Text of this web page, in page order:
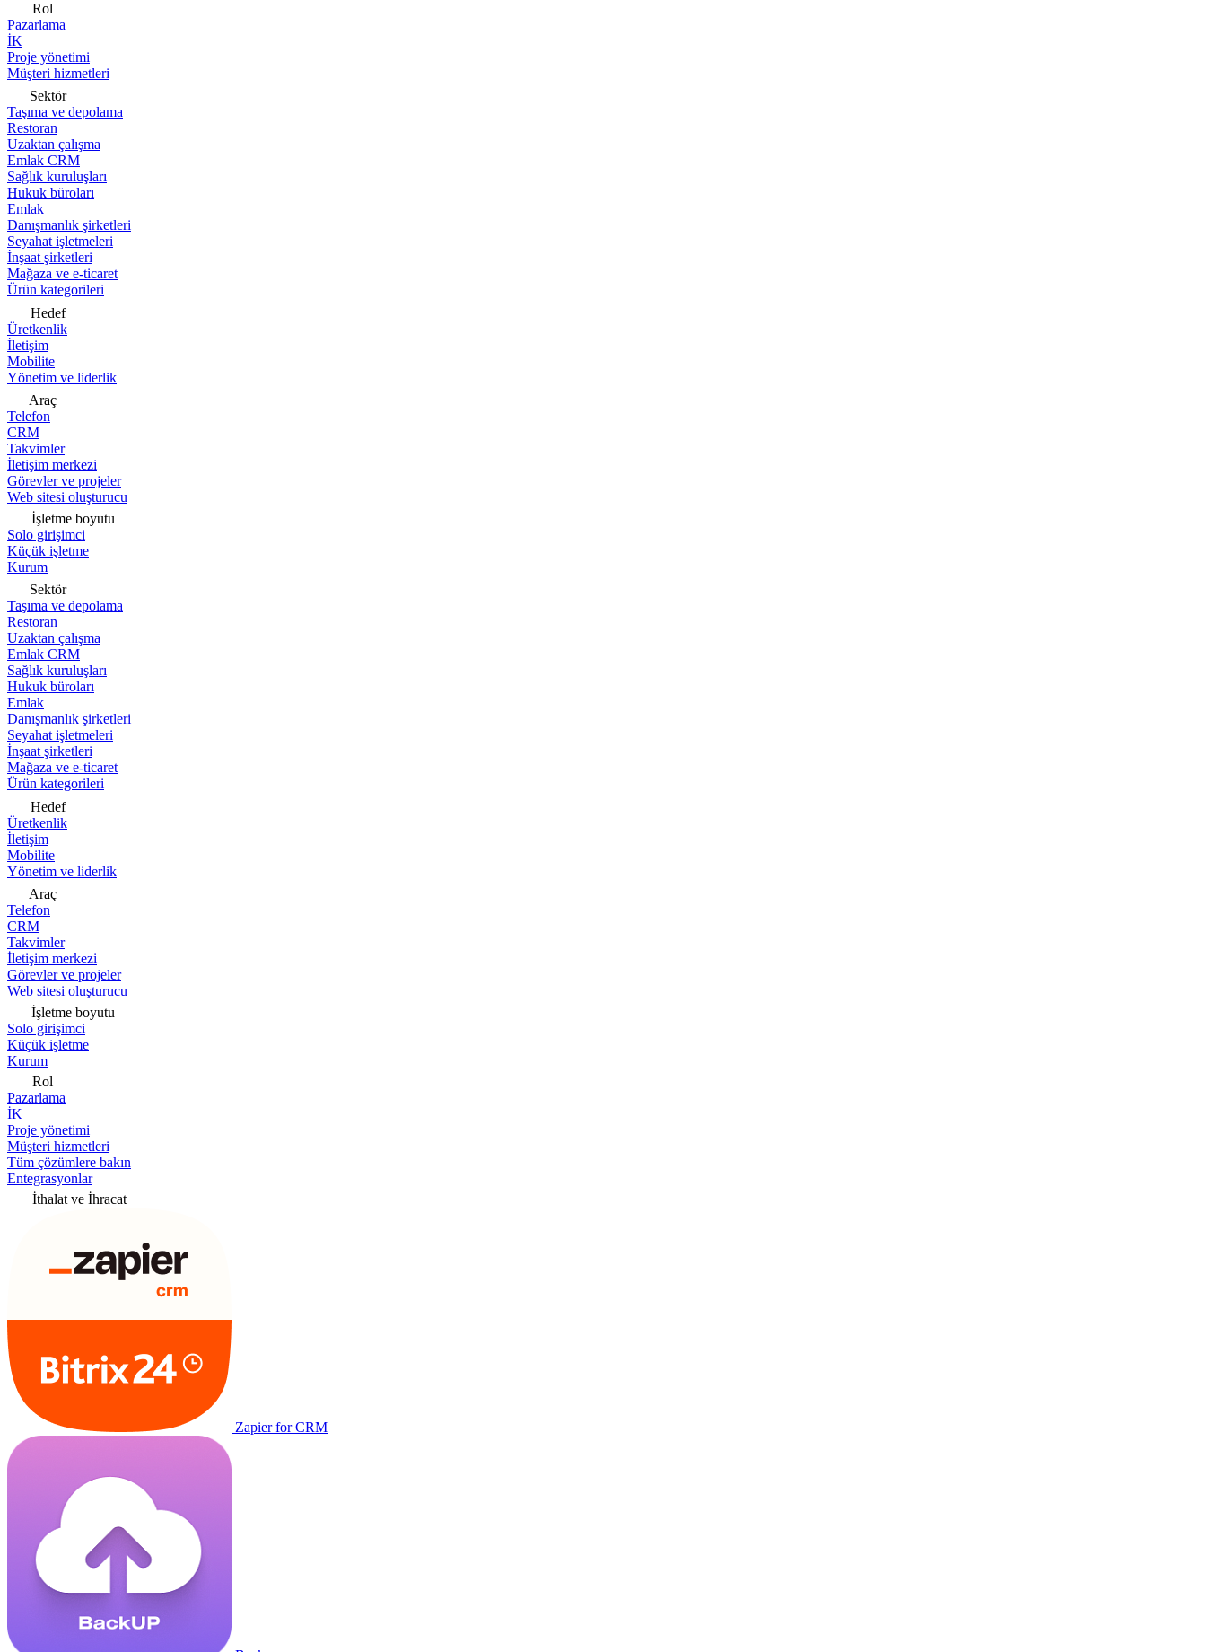
Rol
Pazarlama
İK
Proje yönetimi
Müşteri hizmetleri
Sektör
Taşıma ve depolama
Restoran
Uzaktan çalışma
Emlak CRM
Sağlık kuruluşları
Hukuk büroları
Emlak
Danışmanlık şirketleri
Seyahat işletmeleri
İnşaat şirketleri
Mağaza ve e-ticaret
Ürün kategorileri
Hedef
Üretkenlik
İletişim
Mobilite
Yönetim ve liderlik
Araç
Telefon
CRM
Takvimler
İletişim merkezi
Görevler ve projeler
Web sitesi oluşturucu
İşletme boyutu
Solo girişimci
Küçük işletme
Kurum
Sektör
Taşıma ve depolama
Restoran
Uzaktan çalışma
Emlak CRM
Sağlık kuruluşları
Hukuk büroları
Emlak
Danışmanlık şirketleri
Seyahat işletmeleri
İnşaat şirketleri
Mağaza ve e-ticaret
Ürün kategorileri
Hedef
Üretkenlik
İletişim
Mobilite
Yönetim ve liderlik
Araç
Telefon
CRM
Takvimler
İletişim merkezi
Görevler ve projeler
Web sitesi oluşturucu
İşletme boyutu
Solo girişimci
Küçük işletme
Kurum
Rol
Pazarlama
İK
Proje yönetimi
Müşteri hizmetleri
Tüm çözümlere bakın
Entegrasyonlar
İthalat ve İhracat
Zapier for CRM